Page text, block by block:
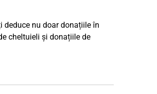
deduce nu doar donațiile în
cheltuieli și donațiile de